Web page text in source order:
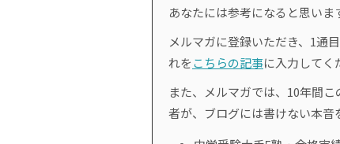
あなたには参考になると思いま
メルマガに登録いただき、1通
れをこちらの記事に入力してく
また、メルマガでは、10年間
者が、ブログには書けない本音